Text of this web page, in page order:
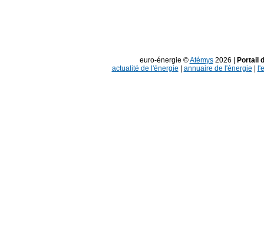
euro-énergie ©Atémys2026 |
Portail
actualité de l'énergie
annuaire de l'énergie